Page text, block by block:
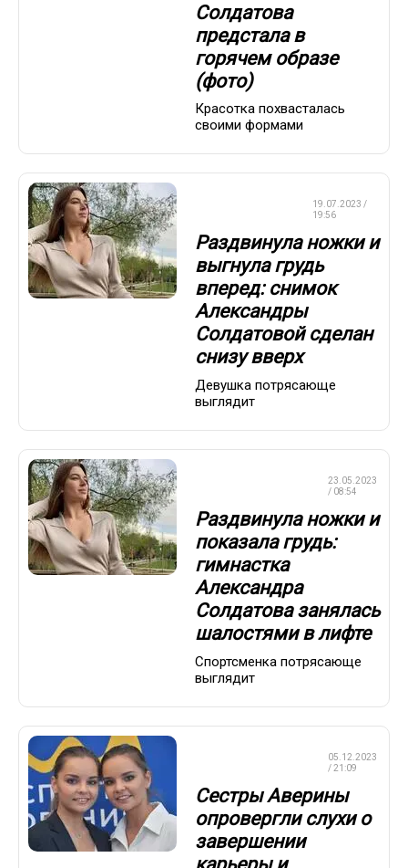
Солдатова
предстала в
горячем образе
(фото)
Красотка похвасталась
своими формами
19.07.2023 /
19:56
Раздвинула ножки и
выгнула грудь
вперед: снимок
Александры
Солдатовой сделан
снизу вверх
Девушка потрясающе
выглядит
23.05.2023
/ 08:54
Раздвинула ножки и
показала грудь:
гимнастка
Александра
Солдатова занялась
шалостями в лифте
Спортсменка потрясающе
выглядит
05.12.2023
/ 21:09
Сестры Аверины
опровергли слухи о
завершении